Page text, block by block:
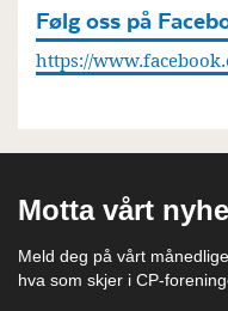
Følg oss på
https://